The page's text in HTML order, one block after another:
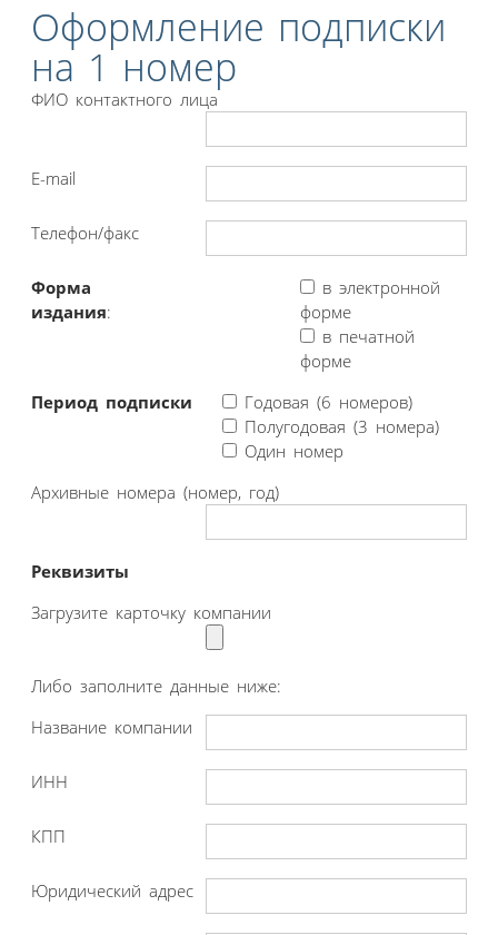
Оформление подписки
на 1 номер
ФИО контактного лица
E-mail
Телефон/факс
Форма
издания:
в электронной
форме
в печатной
форме
Период подписки
Годовая (6 номеров)
Полугодовая (3 номера)
Один номер
Архивные номера (номер, год)
Реквизиты
Загрузите карточку компании
Либо заполните данные ниже:
Название компании
ИНН
КПП
Юридический адрес